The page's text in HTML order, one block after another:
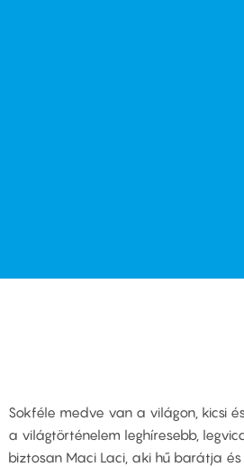
Sokféle medve van a világon, kicsi
a világtörténelem leghíresebb,
biztosan Maci Laci, aki hű barátja